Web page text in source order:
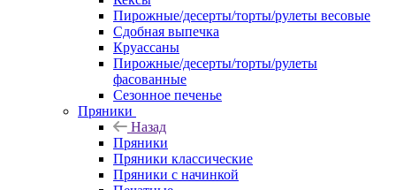
Пирожные/десерты/торты/рулеты весовые
Сдобная выпечка
Круассаны
Пирожные/десерты/торты/рулеты
фасованные
Сезонное печенье
Пряники
Назад
Пряники
Пряники классические
Пряники с начинкой